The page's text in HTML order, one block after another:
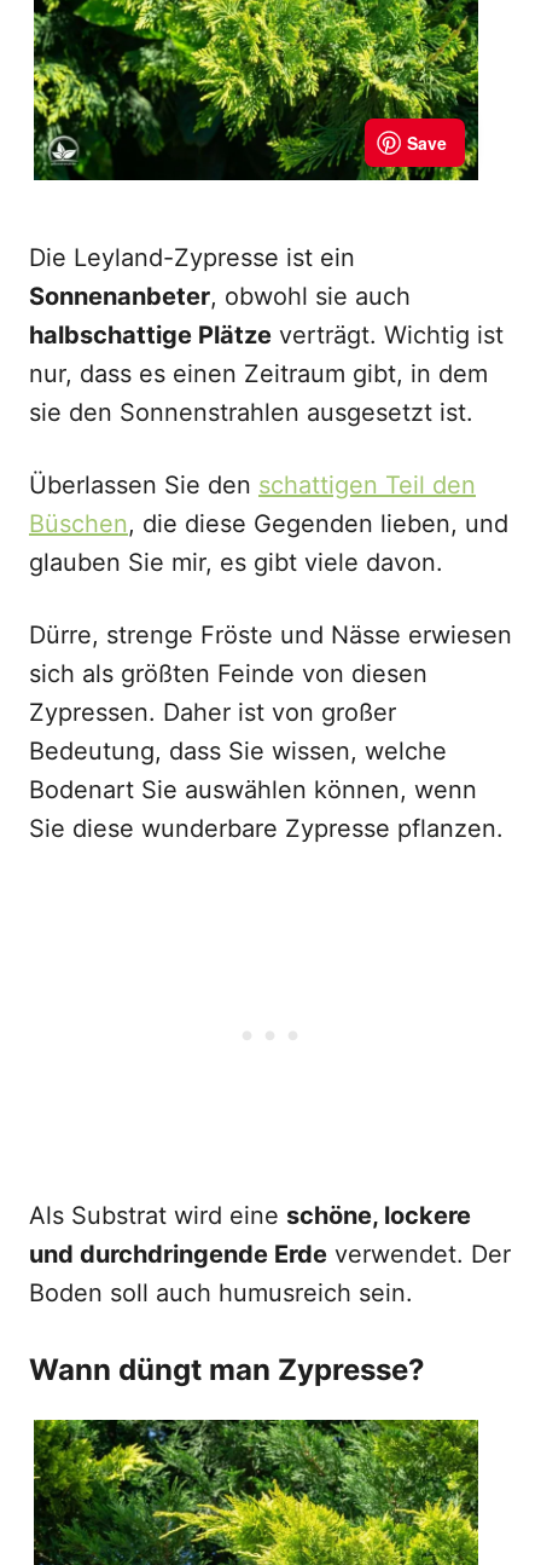
Die Leyland-Zypresse ist ein
Sonnenanbeter, obwohl sie auch
halbschattige Plätze verträgt. Wichtig ist
nur, dass es einen Zeitraum gibt, in dem
sie den Sonnenstrahlen ausgesetzt ist.
Überlassen Sie den schattigen Teil den
Büschen, die diese Gegenden lieben, und
glauben Sie mir, es gibt viele davon.
Dürre, strenge Fröste und Nässe erwiesen
sich als größten Feinde von diesen
Zypressen. Daher ist von großer
Bedeutung, dass Sie wissen, welche
Bodenart Sie auswählen können, wenn
Sie diese wunderbare Zypresse pflanzen.
Als Substrat wird eine schöne, lockere
und durchdringende Erde verwendet. Der
Boden soll auch humusreich sein.
Wann düngt man Zypresse?